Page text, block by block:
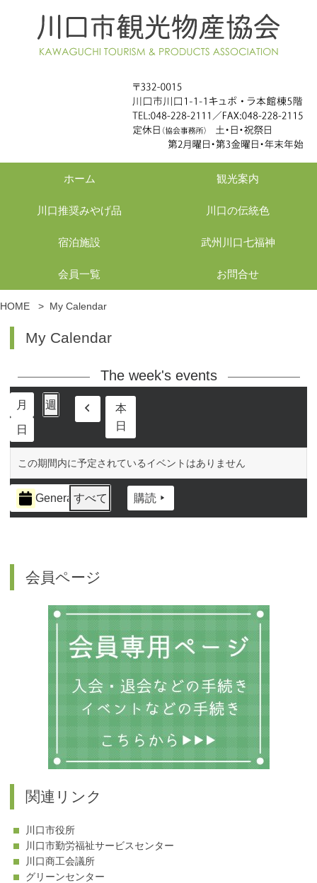
ホーム 観光案内
川口推奨みやげ品 川口の伝統色
宿泊施設 武州川口七福神
会員一覧 お問合せ
HOME > My Calendar
My Calendar
The week's events
月 週
日
本
日
この期間内に予定されているイベントはありません
イ
ベ
Generalすべて 購読
会員ページ
関連リンク
川口市役所
川口市勤労福祉サービスセンター
川口商工会議所
グリーンセンター